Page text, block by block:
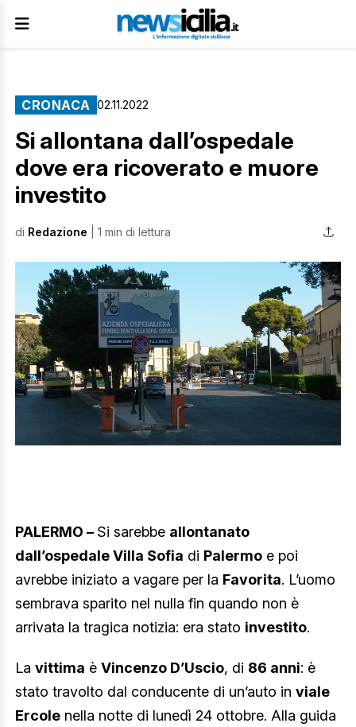
CRONACA 02.11.2022
Si allontana dall’ospedale
dove era ricoverato e muore
investito
di Redazione | 1 min di lettura
PALERMO – Si sarebbe allontanato
dall’ospedale Villa Sofia di Palermo e poi
avrebbe iniziato a vagare per la Favorita. L’uomo
sembrava sparito nel nulla fin quando non è
arrivata la tragica notizia: era stato investito.
La vittima è Vincenzo D’Uscio, di 86 anni: è
stato travolto dal conducente di un’auto in viale
Ercole nella notte di lunedì 24 ottobre. Alla guida